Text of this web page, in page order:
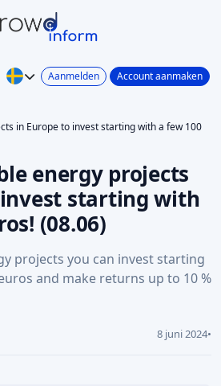
Aanmelden Account aanmaken
in Europe to invest starting with a few 100
energy projects
starting with
(08.06)
projects you can invest starting
and make returns up to 10 %
8 juni 2024•